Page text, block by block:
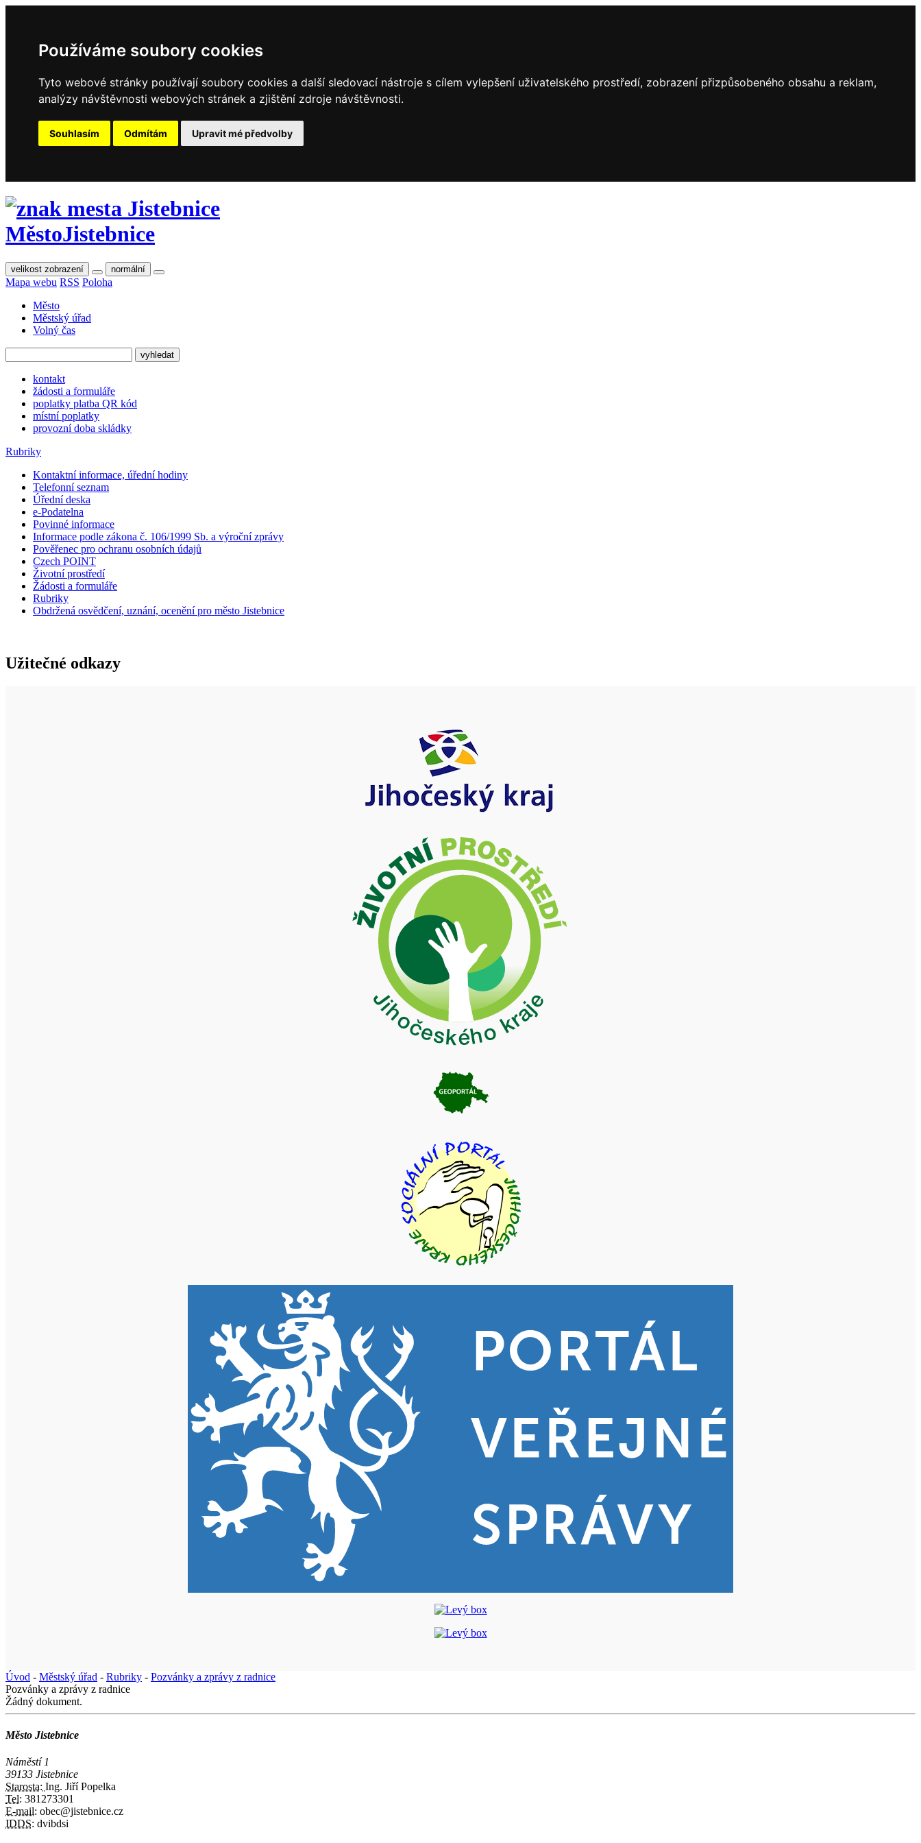
Používáme soubory cookies
Tyto webové stránky používají soubory cookies a další sledovací nástroje s cílem vylepšení uživatelského prostředí, zobrazení přizpůsobeného obsahu a reklam,
analýzy návštěvnosti webových stránek a zjištění zdroje návštěvnosti.
Souhlasím Odmítám Upravit mé předvolby
MěstoJistebnice
velikost zobrazení normální
Mapa webu RSS Poloha
Město
Městský úřad
Volný čas
kontakt
žádosti a formuláře
poplatky platba QR kód
místní poplatky
provozní doba skládky
Rubriky
Kontaktní informace, úřední hodiny
Telefonní seznam
Úřední deska
e-Podatelna
Povinné informace
Informace podle zákona č. 106/1999 Sb. a výroční zprávy
Pověřenec pro ochranu osobních údajů
Czech POINT
Životní prostředí
Žádosti a formuláře
Rubriky
Obdržená osvědčení, uznání, ocenění pro město Jistebnice
Užitečné odkazy
Úvod - Městský úřad - Rubriky - Pozvánky a zprávy z radnice
Pozvánky a zprávy z radnice
Žádný dokument.
Město Jistebnice
Náměstí 1
39133 Jistebnice
Starosta: Ing. Jiří Popelka
Tel: 381273301
E-mail: obec@jistebnice.cz
IDDS: dvibdsi